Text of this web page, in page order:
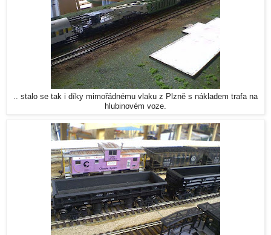
.. stalo se tak i díky mimořádnému vlaku z Plzně s nákladem trafa na
hlubinovém voze.